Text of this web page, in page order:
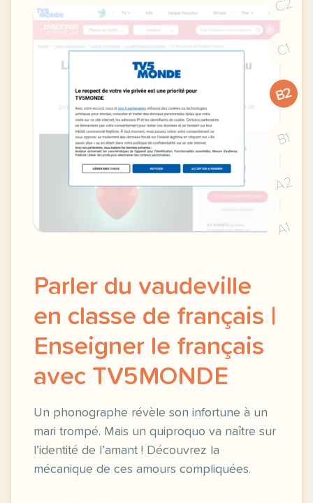
C2
C1
B2
B1
A2
A1
Parler du vaudeville
en classe de français |
Enseigner le français
avec TV5MONDE
Un phonographe révèle son infortune à un
mari trompé. Mais un quiproquo va naître sur
l’identité de l’amant ! Découvrez la
mécanique de ces amours compliquées.